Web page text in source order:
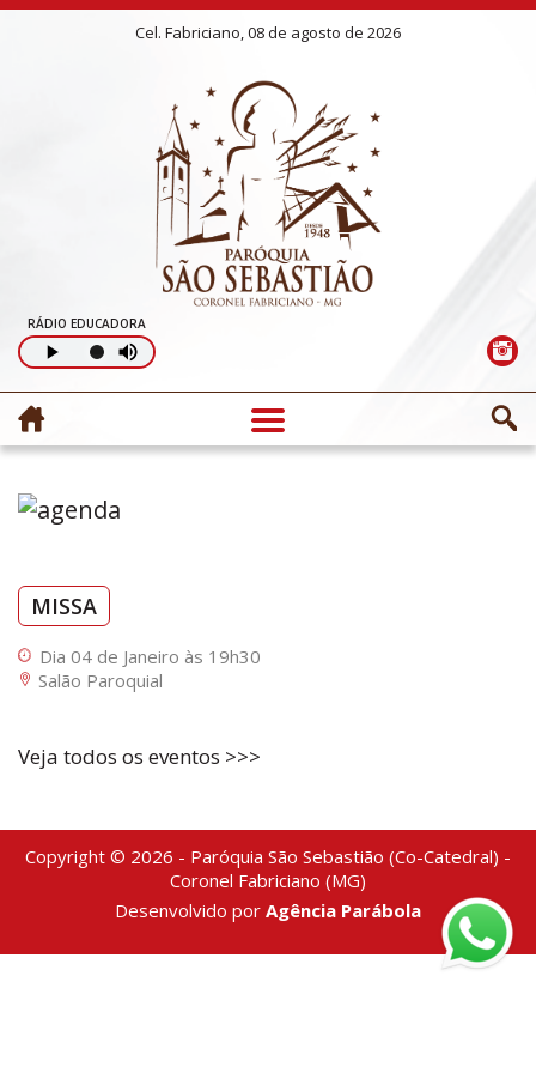
Cel. Fabriciano, 08 de agosto de 2026
RÁDIO EDUCADORA
MISSA
Dia 04 de Janeiro às 19h30
Salão Paroquial
Veja todos os eventos >>>
Copyright © 2026 - Paróquia São Sebastião (Co-Catedral) -
Coronel Fabriciano (MG)
Desenvolvido por Agência Parábola